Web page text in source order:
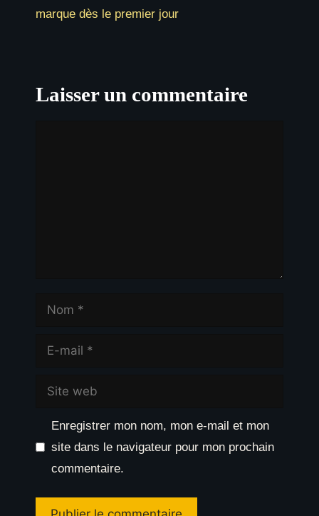
marque dès le premier jour
Laisser un commentaire
Nom
Site
Enregistrer mon nom, mon e-mail et mon
site dans le navigateur pour mon prochain
commentaire.